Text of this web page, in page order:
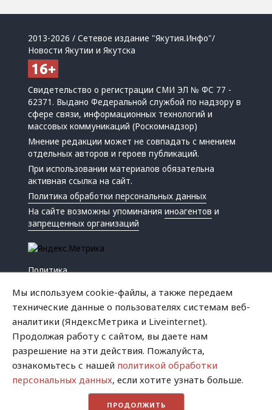
2013-2026 / Сетевое издание "Якутия.Инфо"/
Новости Якутии и Якутска
Свидетельство о регистрации СМИ ЭЛ № ФС 77 -
62371. Выдано Федеральной службой по надзору в
сфере связи, информационных технологий и
массовых коммуникаций (Роскомнадзор)
Мнение редакции может не совпадать с мнением
отдельных авторов и героев публикаций.
При использовании материалов обязательна
активная ссылка на сайт.
Политика обработки персональных данных
На сайте возможны упоминанияиноагентов и
запрещенных организаций
Политика
Криминал
Успех
Хватит это терпеть
Мы используем cookie-файлы, а также передаем
технические данные о пользователях системам веб-
аналитики (ЯндексМетрика и Liveinternet).
Продолжая работу с сайтом, вы даете нам
разрешение на эти действия. Пожалуйста,
ознакомьтесь с нашей политикой обработки
персональных данных, если хотите узнать больше.
ПРОДОЛЖИТЬ